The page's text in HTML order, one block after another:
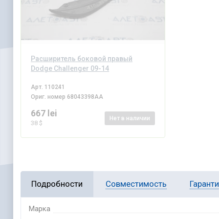
Расширитель боковой правый
Dodge Challenger 09-14
Арт. 110241
Ориг. номер 68043398AA
667 lei
38 $
Нет в наличии
Подробности Совместимость
Марка